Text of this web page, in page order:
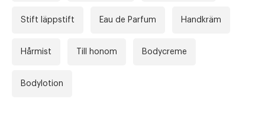
Stift läppstift Eau de Parfum Handkräm
Hårmist Till honom Bodycreme
Bodylotion